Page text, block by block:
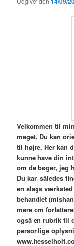
Velkommen til
meget. Du kan
til højre. Her kan
kunne have din
om de bøger, jeg
Du kan således
en slags
behandlet
mere om
også en rubrik til
personlige